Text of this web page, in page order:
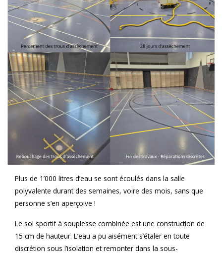
Plus de 1’000 litres d’eau se sont écoulés dans la salle
polyvalente durant des semaines, voire des mois, sans que
personne s’en aperçoive !
Le sol sportif à souplesse combinée est une construction de
15 cm de hauteur. L’eau a pu aisément s’étaler en toute
discrétion sous l’isolation et remonter dans la sous-